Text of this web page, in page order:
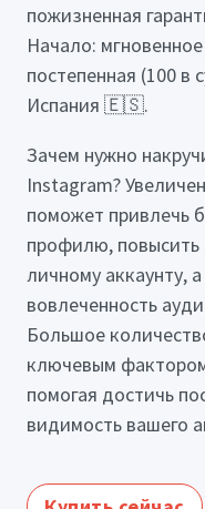
пожизненная
Начало:
постепенная (100 в
Испания 🇪🇸.
Зачем нужно
Instagram?
поможет привлечь
профилю, повысить
личному аккаунту,
вовлеченность
Большое
ключевым фактором
помогая достичь
видимость вашего